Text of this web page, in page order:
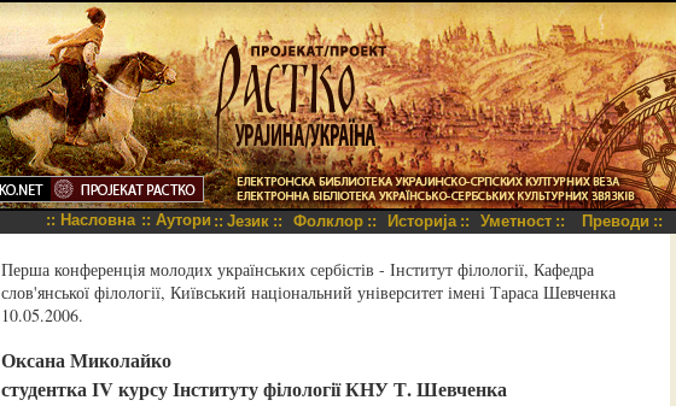
:: Насловна :: Аутори :: Језик :: Фолклор :: Историја :: Уметност :: Преводи ::
Перша конференція молодих українських сербістів - Інститут філології, Кафедра
слов'янської філології, Київський національний університет імені Тараса Шевченка
10.05.2006.
Оксана Миколайко
студентка ІV курсу Інституту філології КНУ Т. Шевченка